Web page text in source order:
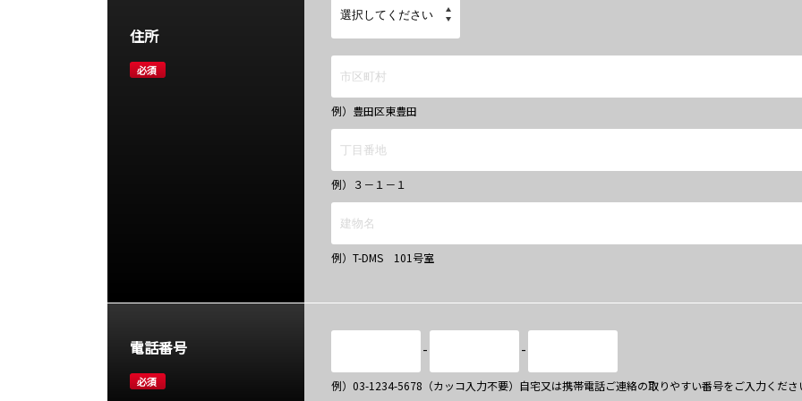
住所
必須
例）豊田区東豊田
例）３－１－１
例）T-DMS 101号室
電話番号
必須
- -
例）03-1234-5678（カッコ入力不要）自宅又は携帯電話ご連絡の取りやすい番号をご入力くださ